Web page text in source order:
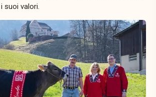
suoi valori.